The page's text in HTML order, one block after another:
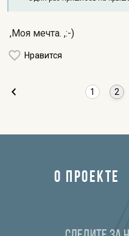
,Моя мечта. ,:-)
Нравится
1 2
О ПРОЕКТЕ